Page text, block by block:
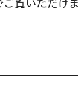
ご覧いただけ